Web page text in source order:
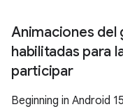
Animaciones
habilitadas para
participar
Beginning in Android